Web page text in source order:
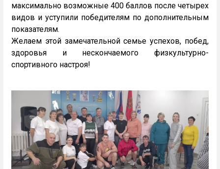
максимально возможные 400 баллов после четырех
видов и уступили победителям по дополнительным
показателям.
Желаем этой замечательной семье успехов, побед,
здоровья и нескончаемого физкультурно-
спортивного настроя!